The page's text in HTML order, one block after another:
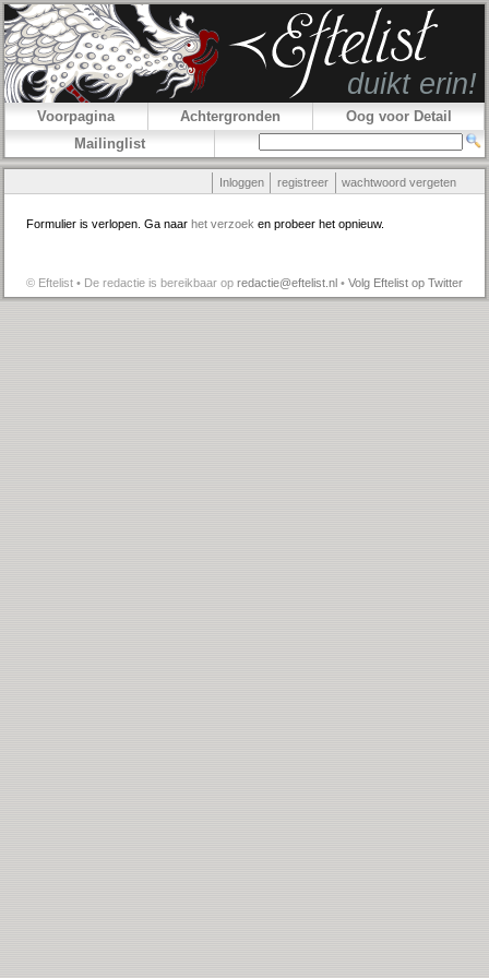
Voorpagina Achtergronden
Oog voor Detail
Mailinglist
Inloggen registreer wachtwoord vergeten
Formulier is verlopen. Ga naar het verzoek en probeer het opnieuw.
© Eftelist • De redactie is bereikbaar op redactie@eftelist.nl • Volg Eftelist op Twitter